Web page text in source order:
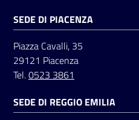
SEDE DI PIACENZA
Piazza Cavalli, 35
29121 Piacenza
Tel.0523 3861
SEDE DI REGGIO EMILIA